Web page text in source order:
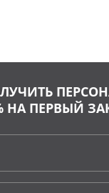
НА ПЕРВЫЙ